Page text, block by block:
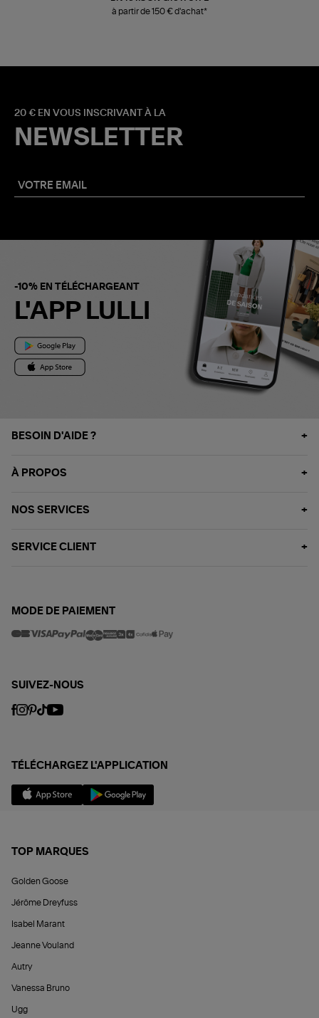
à partir de 150 € d'achat*
20 € EN VOUS INSCRIVANT À LA
NEWSLETTER
-10% EN TÉLÉCHARGEANT
L'APP LULLI
BESOIN D'AIDE ?
À PROPOS
NOS SERVICES
SERVICE CLIENT
MODE DE PAIEMENT
SUIVEZ-NOUS
TÉLÉCHARGEZ L'APPLICATION
TOP MARQUES
Golden Goose
Jérôme Dreyfuss
Isabel Marant
Jeanne Vouland
Autry
Vanessa Bruno
Ugg